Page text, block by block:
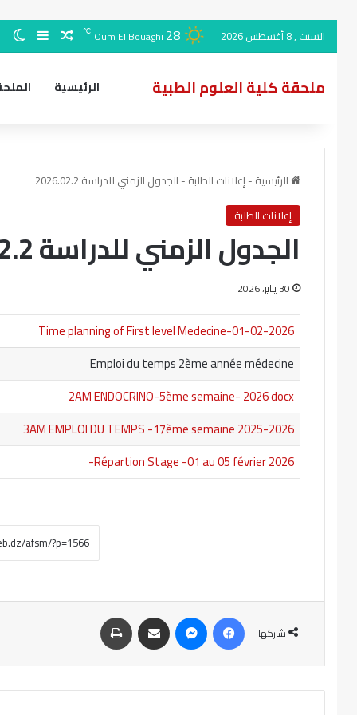
السبت , 8 أغسطس 2026 Oum El Bouaghi 28
℃ مقالإضافة
ملحقة كلية العلوم الطبية الرئيسية
الرئيسية -إعلانات الطلبة - الجدول الزمني للدراسة 2026.02.2
إعلانات الطلبة
الجدول الزمني للدراسة 2026.02.2
30 يناير، 2026
Time planning of First level Medecine-01-02-2026
Emploi du temps 2ème année médecine
2AM ENDOCRINO-5ème semaine- 2026 docx
3AM EMPLOI DU TEMPS -17ème semaine 2025-2026
Répartion Stage -01 au 05 février 2026-
شاركها
فيسبوك ماسنجر مشاركة عبر البريد